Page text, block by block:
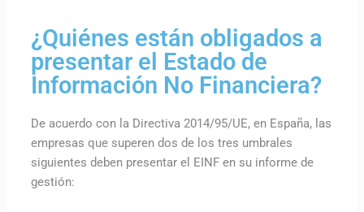
¿Quiénes están obligados a
presentar el Estado de
Información No Financiera?
De acuerdo con la Directiva 2014/95/UE, en España, las
empresas que superen dos de los tres umbrales
siguientes deben presentar el EINF en su informe de
gestión: